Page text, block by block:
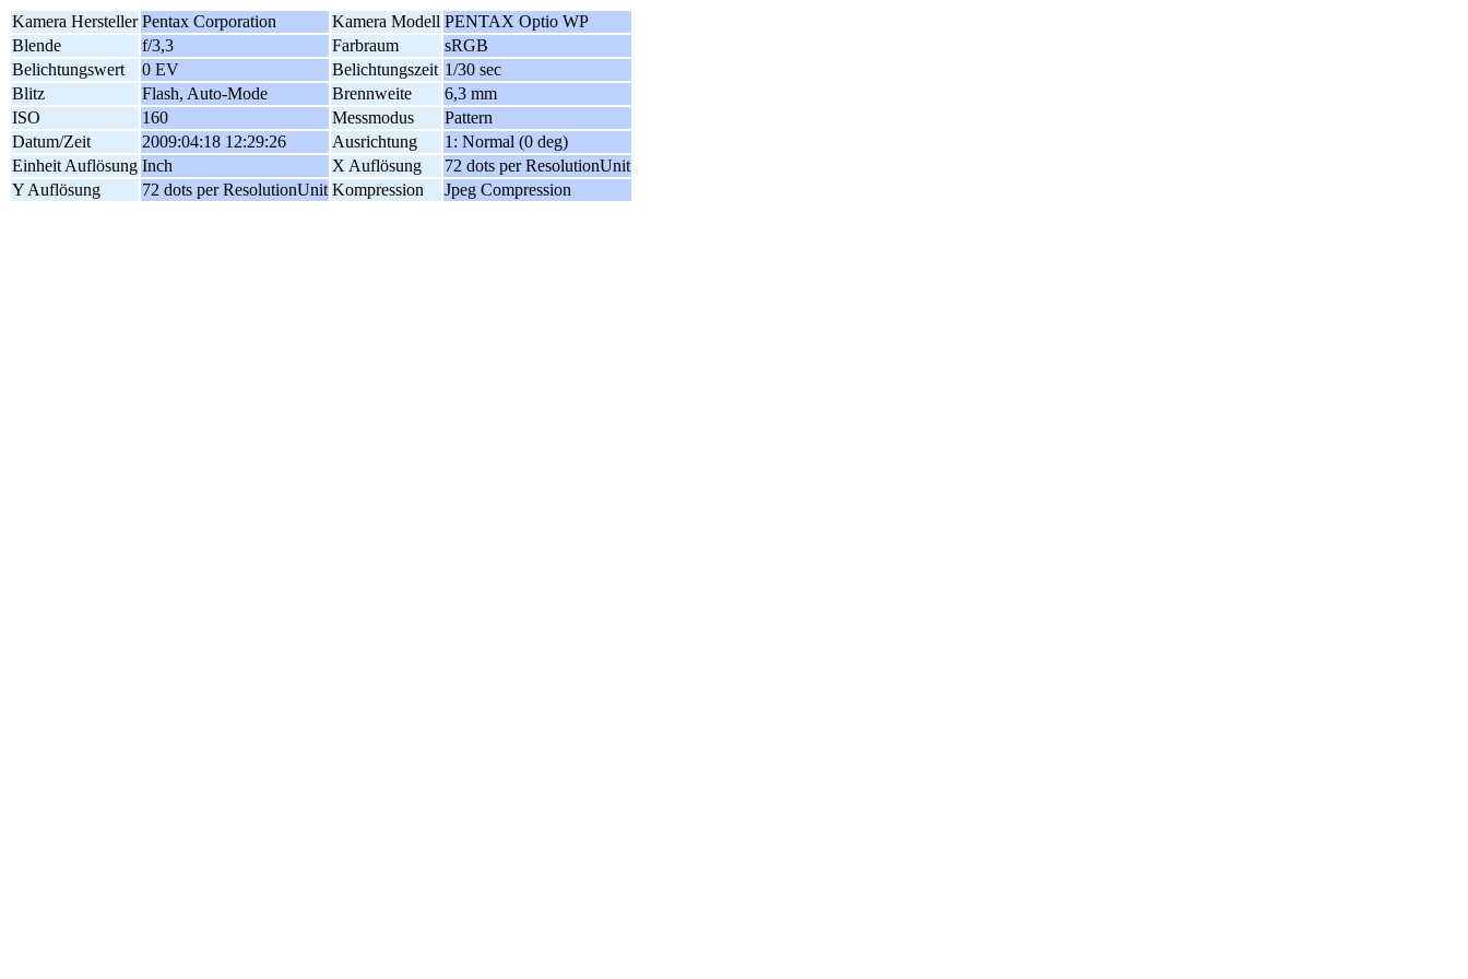
Kamera Hersteller Pentax Corporation Kamera Modell PENTAX Optio WP
Blende
f/3,3 Farbraum
sRGB
Belichtungswert
0 EV Belichtungszeit 1/30 sec
Blitz
Flash, Auto-Mode Brennweite
6,3 mm
ISO
160 Messmodus
Pattern
Datum/Zeit
2009:04:18 12:29:26 Ausrichtung
1: Normal (0 deg)
Einheit Auflösung Inch X Auflösung
72 dots per ResolutionUnit
Y Auflösung
72 dots per ResolutionUnit Kompression Jpeg Compression